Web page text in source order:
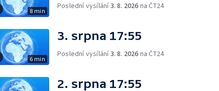
8 min
Poslední vysílání3. 8. 2026 na ČT24
6 min
3. srpna 17:55
Poslední vysílání3. 8. 2026 na ČT24
2. srpna 17:55